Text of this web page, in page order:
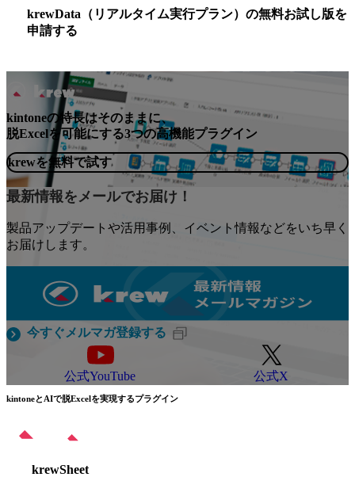
krewData（リアルタイム実行プラン）の無料お試し版を
申請する
kintoneの特長はそのままに、
脱Excelを可能にする3つの高機能プラグイン
krewを無料で試す
最新情報をメールでお届け！
製品アップデートや活用事例、イベント情報などをいち早く
お届けします。
今すぐメルマガ登録する
公式YouTube 公式X
kintoneとAIで脱Excelを実現するプラグイン
krewSheet